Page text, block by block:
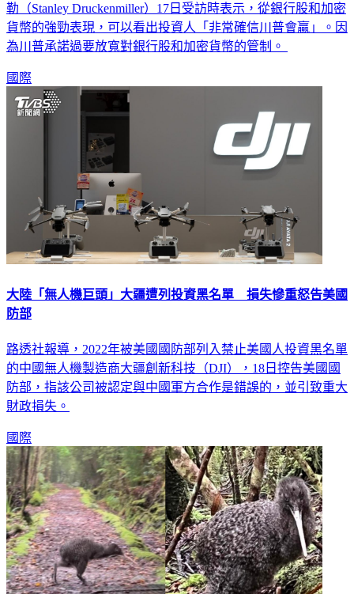
勒（Stanley Druckenmiller）17日受訪時表示，從銀行股和加密
貨幣的強勁表現，可以看出投資人「非常確信川普會贏」。因
為川普承諾過要放寬對銀行股和加密貨幣的管制。
國際
大陸「無人機巨頭」大疆遭列投資黑名單 損失慘重怒告美國
防部
路透社報導，2022年被美國國防部列入禁止美國人投資黑名單
的中國無人機製造商大疆創新科技（DJI），18日控告美國國
防部，指該公司被認定與中國軍方合作是錯誤的，並引致重大
財政損失。
國際